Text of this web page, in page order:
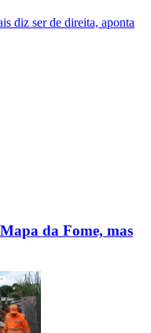
diz ser de direita, aponta
da Fome, mas